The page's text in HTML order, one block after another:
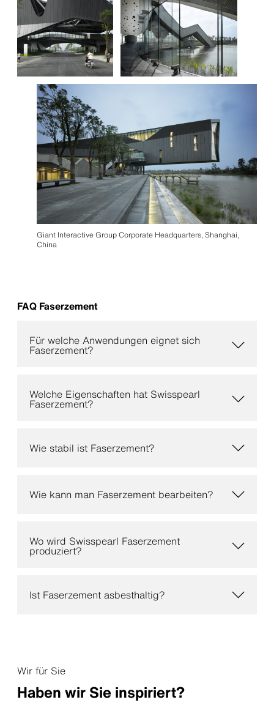
Giant Interactive Group Corporate Headquarters, Shanghai,
China
FAQ Faserzement
Für welche Anwendungen eignet sich
Faserzement?
Welche Eigenschaften hat Swisspearl
Faserzement?
Wie stabil ist Faserzement?
Wie kann man Faserzement bearbeiten?
Wo wird Swisspearl Faserzement
produziert?
Ist Faserzement asbesthaltig?
Wir für Sie
Haben wir Sie inspiriert?